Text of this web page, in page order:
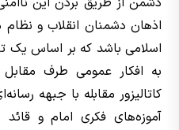
اذهان دشمنان انقلاب و
اسلامی باشد که بر اساس یک
به افکار عمومی طرف مقابل
کاتالیزور مقابله با جبهه
آموزه‌های فکری امام و